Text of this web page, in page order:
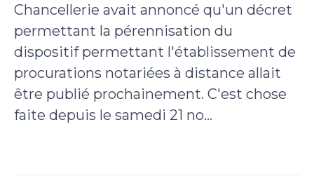
Chancellerie avait annoncé qu'un décret
permettant la pérennisation du
dispositif permettant l'établissement de
procurations notariées à distance allait
être publié prochainement. C'est chose
faite depuis le samedi 21 no...